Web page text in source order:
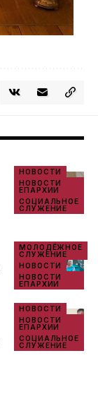
НОВОСТИ
НОВОСТИ
ЕПАРХИИ
СОЦИАЛЬНОЕ
СЛУЖЕНИЕ
МОЛОДЁЖНОЕ
СЛУЖЕНИЕ
НОВОСТИ
НОВОСТИ
ЕПАРХИИ
НОВОСТИ
НОВОСТИ
ЕПАРХИИ
СОЦИАЛЬНОЕ
СЛУЖЕНИЕ